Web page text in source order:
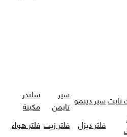
ثابتسير دينمو سير
تايمن
سلندر
مكينة
فلتر ديزل فلتر زيت فلتر هواء